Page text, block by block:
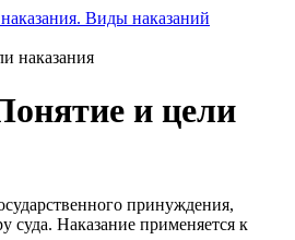
Виды наказаний
наказания
и цели
принуждения,
суда. Наказание применяется к